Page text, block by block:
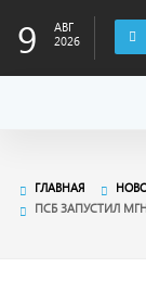
9
АВГ
2026
ГЛАВНАЯ
ПСБ ЗАПУСТИЛ